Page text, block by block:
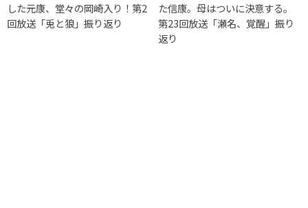
した元康、堂々の岡崎入り！第2
回放送「兎と狼」振り返り
た信康。母はついに決意する。
第23回放送「瀬名、覚醒」振り
返り